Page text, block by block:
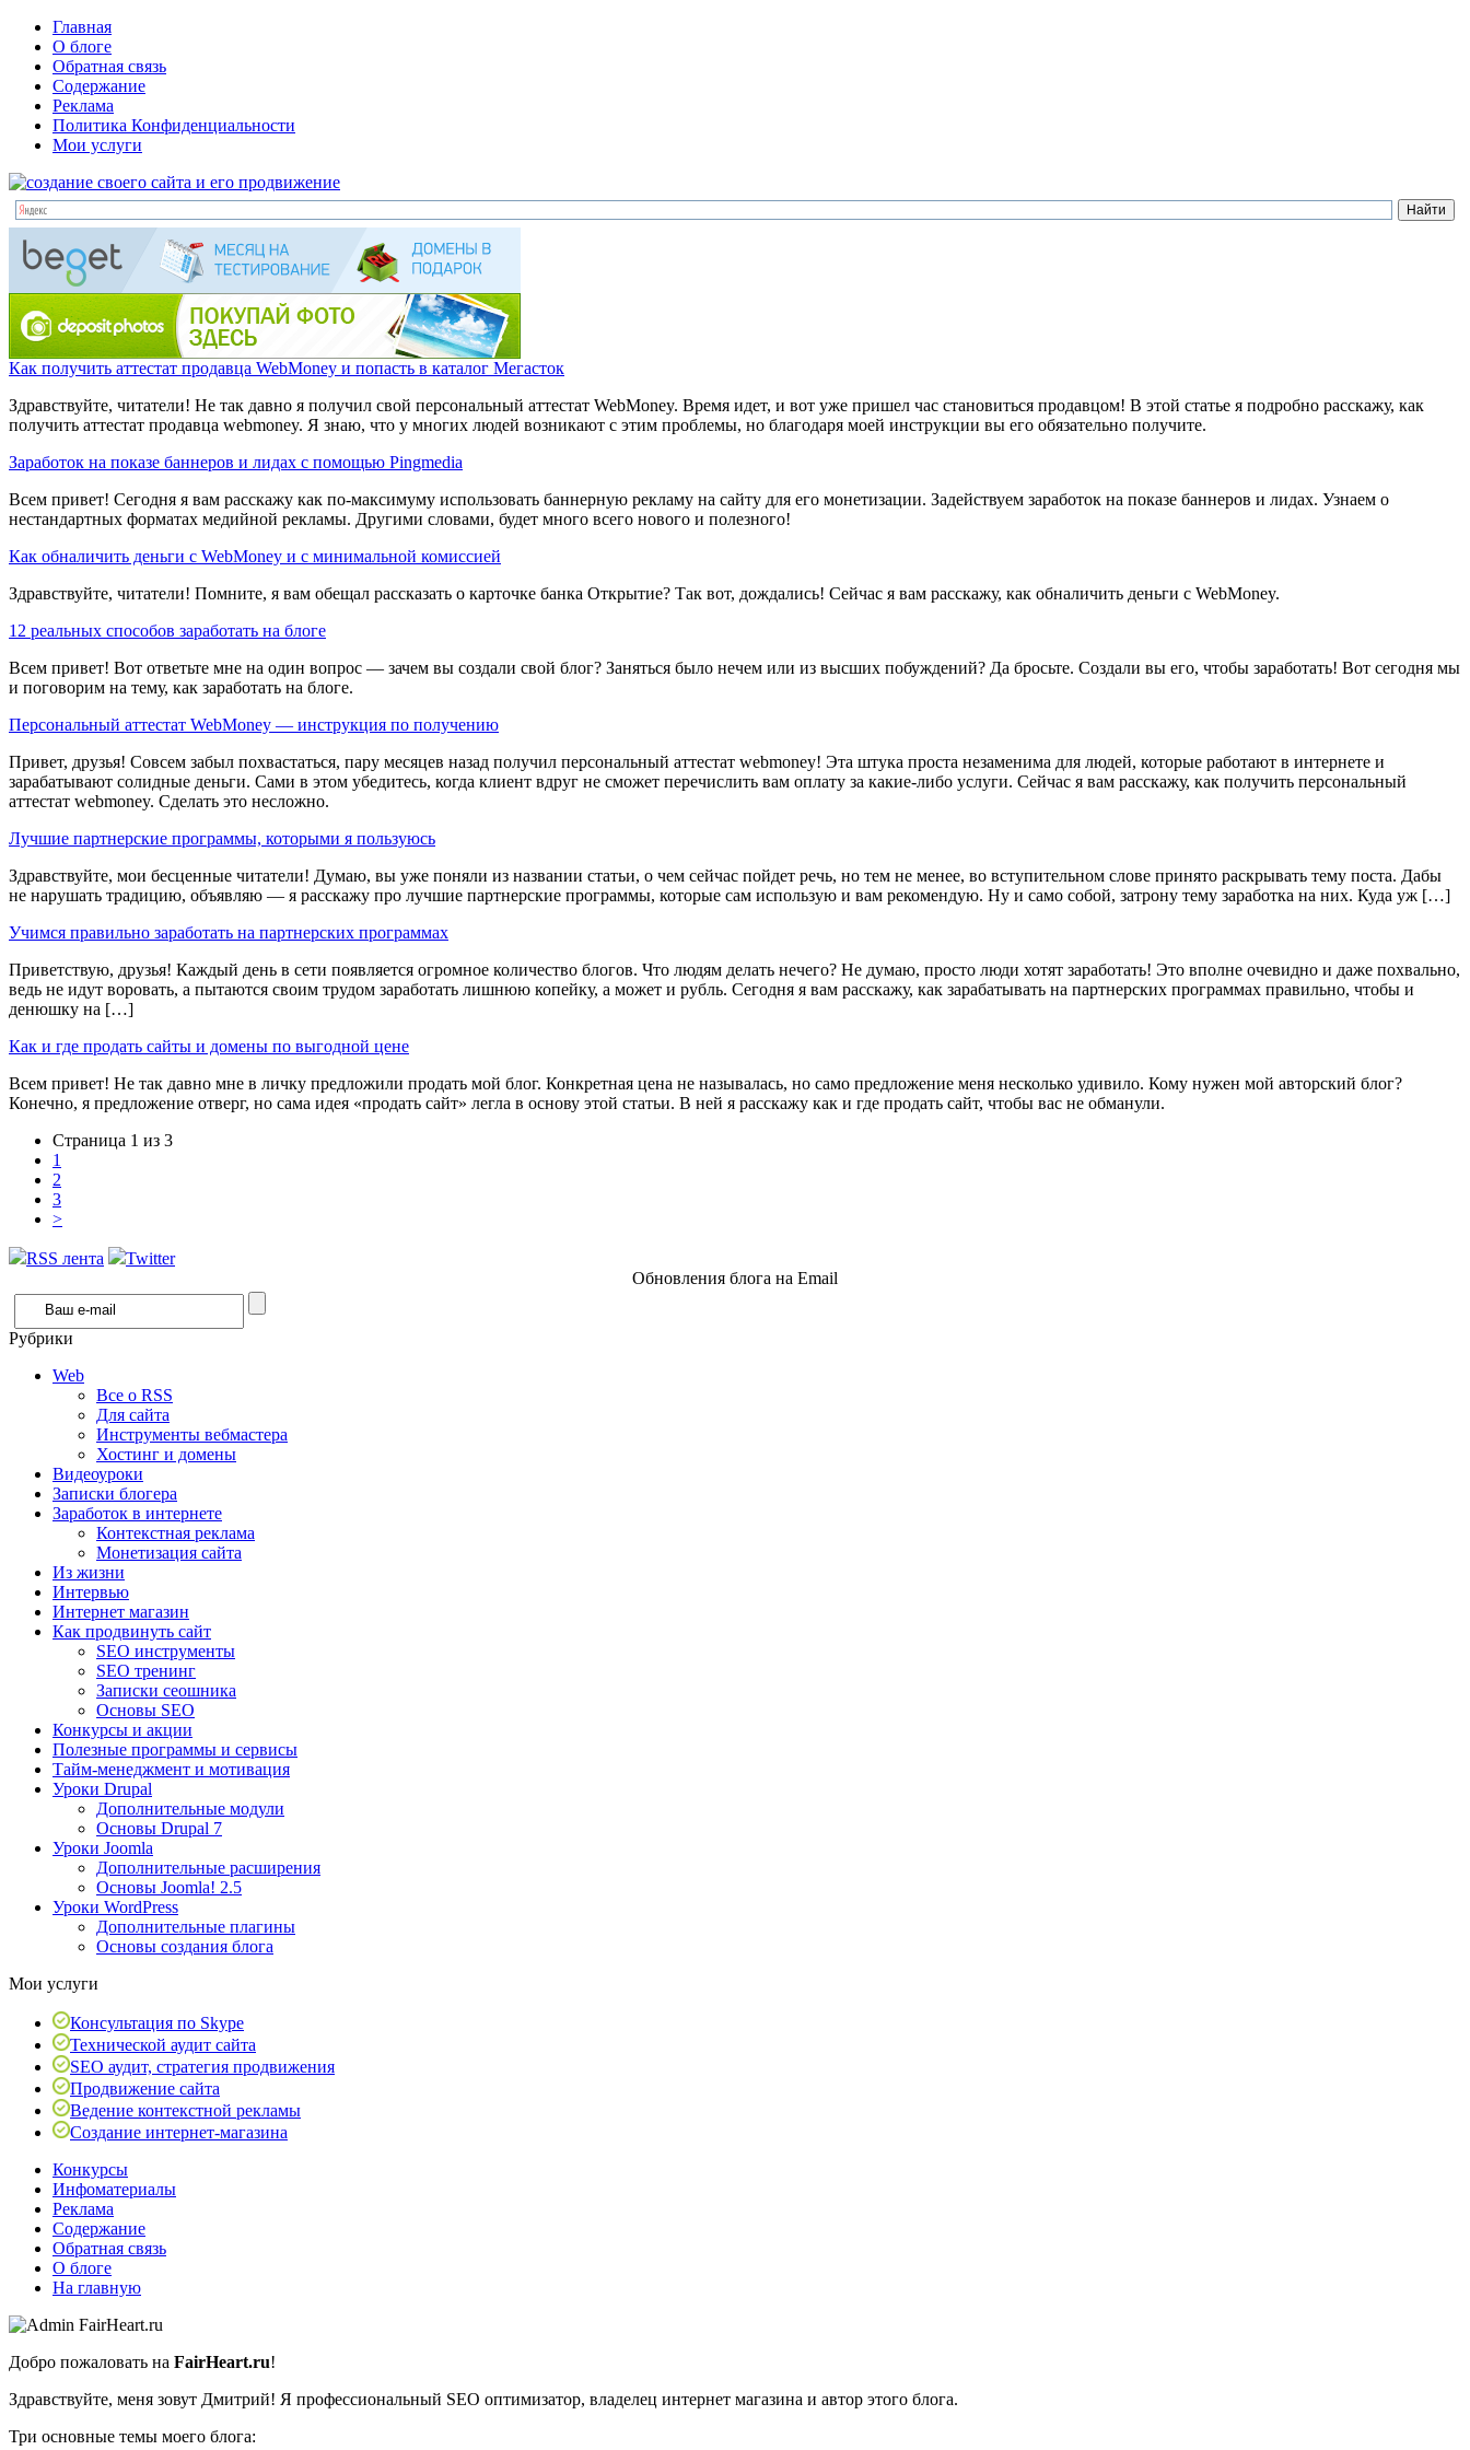
Главная
О блоге
Обратная связь
Содержание
Реклама
Политика Конфиденциальности
Мои услуги
Как получить аттестат продавца WebMoney и попасть в каталог Мегасток
Здравствуйте, читатели! Не так давно я получил свой персональный аттестат WebMoney. Время идет, и вот уже пришел час становиться продавцом! В этой статье я подробно расскажу, как
получить аттестат продавца webmoney. Я знаю, что у многих людей возникают с этим проблемы, но благодаря моей инструкции вы его обязательно получите.
Заработок на показе баннеров и лидах с помощью Pingmedia
Всем привет! Сегодня я вам расскажу как по-максимуму использовать баннерную рекламу на сайту для его монетизации. Задействуем заработок на показе баннеров и лидах. Узнаем о
нестандартных форматах медийной рекламы. Другими словами, будет много всего нового и полезного!
Как обналичить деньги с WebMoney и с минимальной комиссией
Здравствуйте, читатели! Помните, я вам обещал рассказать о карточке банка Открытие? Так вот, дождались! Сейчас я вам расскажу, как обналичить деньги с WebMoney.
12 реальных способов заработать на блоге
Всем привет! Вот ответьте мне на один вопрос — зачем вы создали свой блог? Заняться было нечем или из высших побуждений? Да бросьте. Создали вы его, чтобы заработать! Вот сегодня мы
и поговорим на тему, как заработать на блоге.
Персональный аттестат WebMoney — инструкция по получению
Привет, друзья! Совсем забыл похвастаться, пару месяцев назад получил персональный аттестат webmoney! Эта штука проста незаменима для людей, которые работают в интернете и
зарабатывают солидные деньги. Сами в этом убедитесь, когда клиент вдруг не сможет перечислить вам оплату за какие-либо услуги. Сейчас я вам расскажу, как получить персональный
аттестат webmoney. Сделать это несложно.
Лучшие партнерские программы, которыми я пользуюсь
Здравствуйте, мои бесценные читатели! Думаю, вы уже поняли из названии статьи, о чем сейчас пойдет речь, но тем не менее, во вступительном слове принято раскрывать тему поста. Дабы
не нарушать традицию, объявляю — я расскажу про лучшие партнерские программы, которые сам использую и вам рекомендую. Ну и само собой, затрону тему заработка на них. Куда уж […]
Учимся правильно заработать на партнерских программах
Приветствую, друзья! Каждый день в сети появляется огромное количество блогов. Что людям делать нечего? Не думаю, просто люди хотят заработать! Это вполне очевидно и даже похвально,
ведь не идут воровать, а пытаются своим трудом заработать лишнюю копейку, а может и рубль. Сегодня я вам расскажу, как зарабатывать на партнерских программах правильно, чтобы и
денюшку на […]
Как и где продать сайты и домены по выгодной цене
Всем привет! Не так давно мне в личку предложили продать мой блог. Конкретная цена не называлась, но само предложение меня несколько удивило. Кому нужен мой авторский блог?
Конечно, я предложение отверг, но сама идея «продать сайт» легла в основу этой статьи. В ней я расскажу как и где продать сайт, чтобы вас не обманули.
Страница 1 из 3
1
2
3
>
RSS лента
Twitter
Обновления блога на Email
Рубрики
Web
Все о RSS
Для сайта
Инструменты вебмастера
Хостинг и домены
Видеоуроки
Записки блогера
Заработок в интернете
Контекстная реклама
Монетизация сайта
Из жизни
Интервью
Интернет магазин
Как продвинуть сайт
SEO инструменты
SEO тренинг
Записки сеошника
Основы SEO
Конкурсы и акции
Полезные программы и сервисы
Тайм-менеджмент и мотивация
Уроки Drupal
Дополнительные модули
Основы Drupal 7
Уроки Joomla
Дополнительные расширения
Основы Joomla! 2.5
Уроки WordPress
Дополнительные плагины
Основы создания блога
Мои услуги
Консультация по Skype
Технической аудит сайта
SEO аудит, стратегия продвижения
Продвижение сайта
Ведение контекстной рекламы
Создание интернет-магазина
Конкурсы
Инфоматериалы
Реклама
Содержание
Обратная связь
О блоге
На главную
Добро пожаловать на FairHeart.ru!
Здравствуйте, меня зовут Дмитрий! Я профессиональный SEO оптимизатор, владелец интернет магазина и автор этого блога.
Три основные темы моего блога: